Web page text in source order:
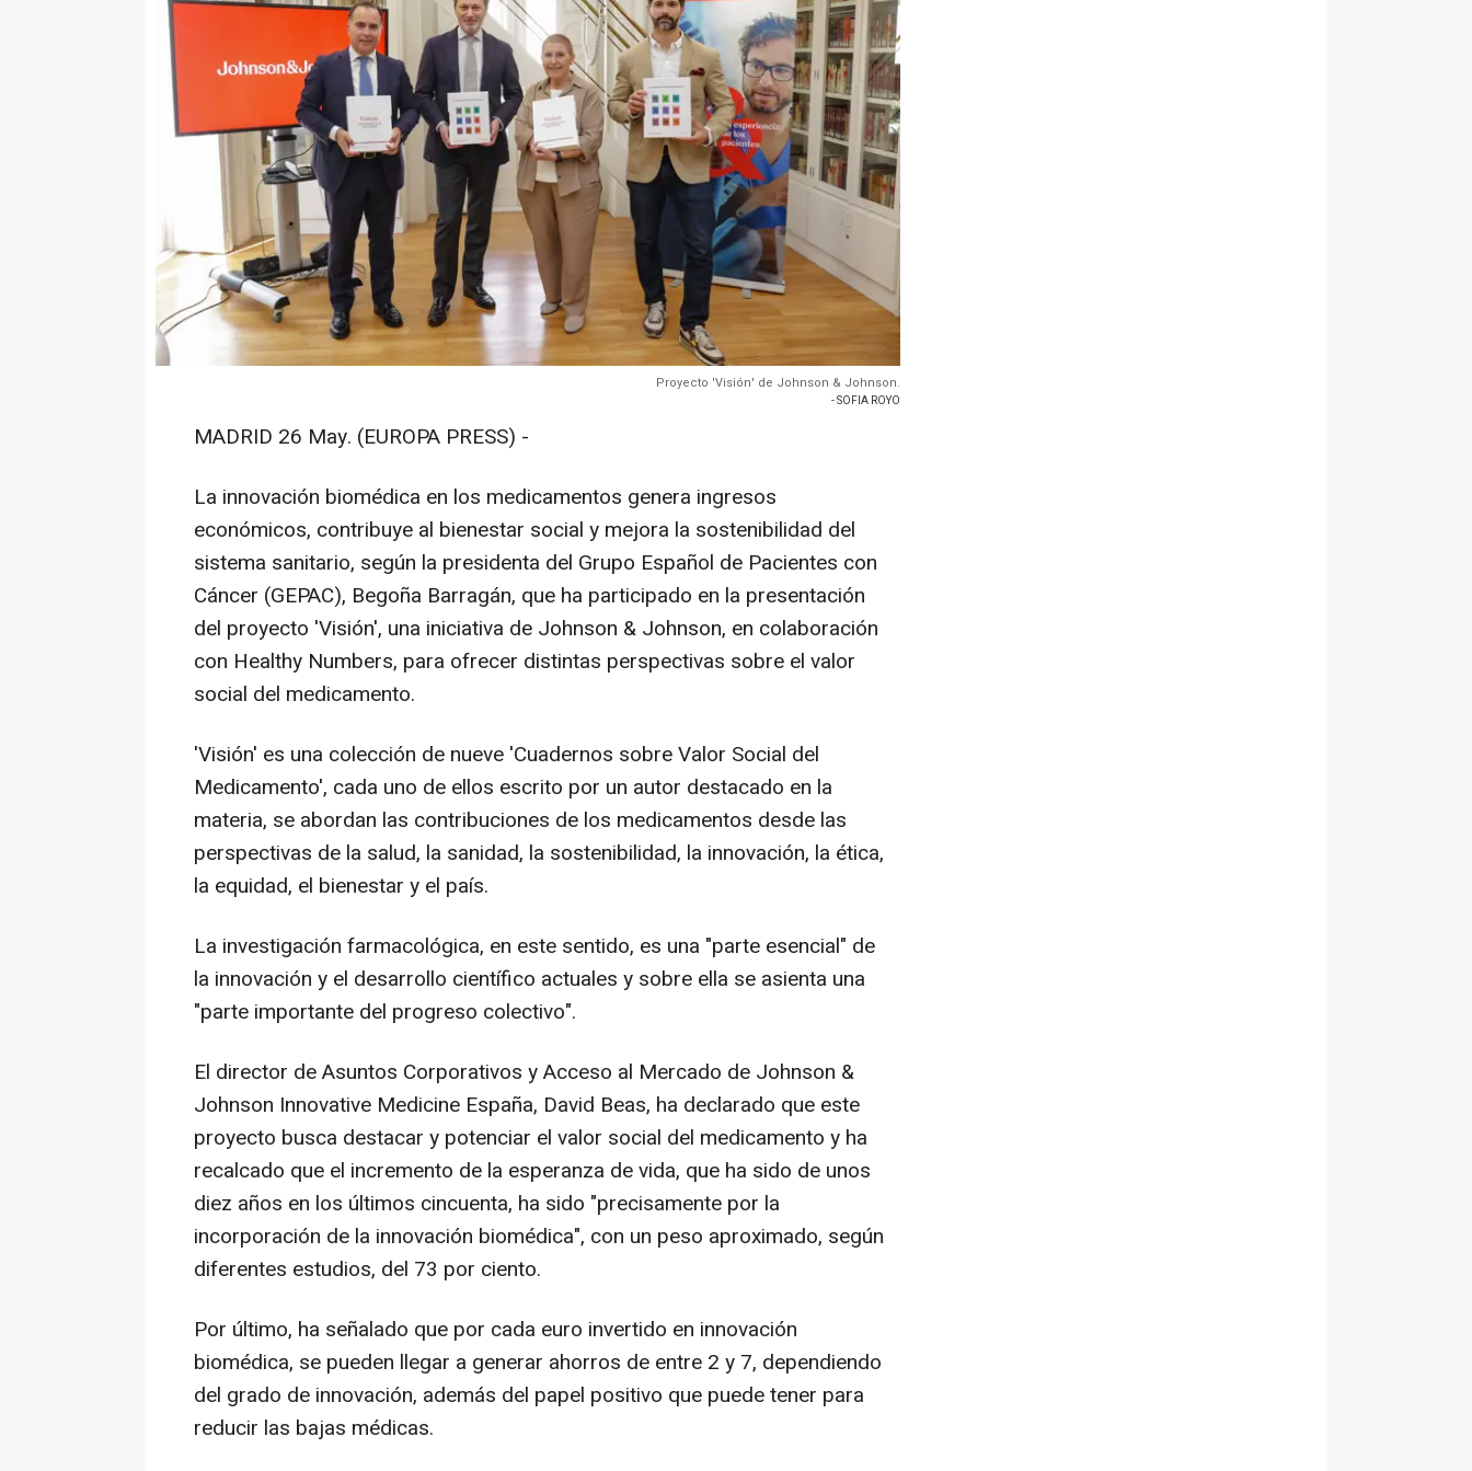
Proyecto 'Visión' de Johnson & Johnson.
- SOFIA ROYO
MADRID 26 May. (EUROPA PRESS) -
La innovación biomédica en los medicamentos genera ingresos
económicos, contribuye al bienestar social y mejora la sostenibilidad del
sistema sanitario, según la presidenta del Grupo Español de Pacientes con
Cáncer (GEPAC), Begoña Barragán, que ha participado en la presentación
del proyecto 'Visión', una iniciativa de Johnson & Johnson, en colaboración
con Healthy Numbers, para ofrecer distintas perspectivas sobre el valor
social del medicamento.
'Visión' es una colección de nueve 'Cuadernos sobre Valor Social del
Medicamento', cada uno de ellos escrito por un autor destacado en la
materia, se abordan las contribuciones de los medicamentos desde las
perspectivas de la salud, la sanidad, la sostenibilidad, la innovación, la ética,
la equidad, el bienestar y el país.
La investigación farmacológica, en este sentido, es una "parte esencial" de
la innovación y el desarrollo científico actuales y sobre ella se asienta una
"parte importante del progreso colectivo".
El director de Asuntos Corporativos y Acceso al Mercado de Johnson &
Johnson Innovative Medicine España, David Beas, ha declarado que este
proyecto busca destacar y potenciar el valor social del medicamento y ha
recalcado que el incremento de la esperanza de vida, que ha sido de unos
diez años en los últimos cincuenta, ha sido "precisamente por la
incorporación de la innovación biomédica", con un peso aproximado, según
diferentes estudios, del 73 por ciento.
Por último, ha señalado que por cada euro invertido en innovación
biomédica, se pueden llegar a generar ahorros de entre 2 y 7, dependiendo
del grado de innovación, además del papel positivo que puede tener para
reducir las bajas médicas.